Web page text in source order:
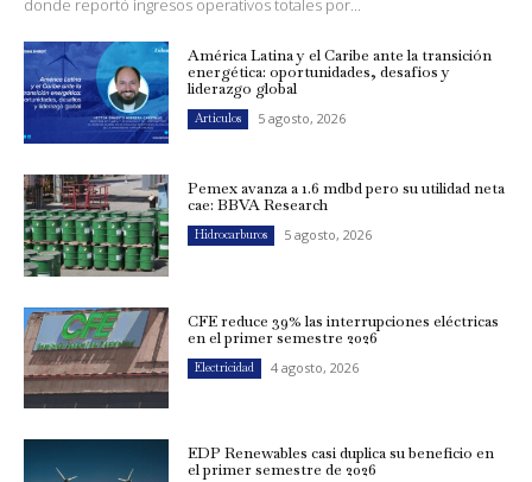
donde reportó ingresos operativos totales por...
América Latina y el Caribe ante la transición
energética: oportunidades, desafíos y
liderazgo global
Artículos 5 agosto, 2026
Pemex avanza a 1.6 mdbd pero su utilidad neta
cae: BBVA Research
Hidrocarburos 5 agosto, 2026
CFE reduce 39% las interrupciones eléctricas
en el primer semestre 2026
Electricidad 4 agosto, 2026
EDP Renewables casi duplica su beneficio en
el primer semestre de 2026